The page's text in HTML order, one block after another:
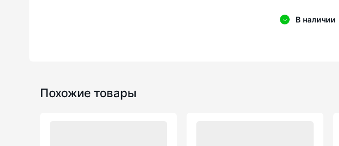
В наличии
Похожие товары